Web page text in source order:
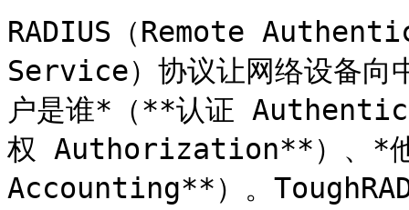
RADIUS（Remote
Service）协议让网络设备向
户是谁*（**认证
权 Authorization**）、*他
Accounting**）。